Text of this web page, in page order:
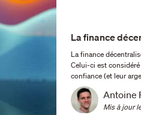
La finance
La finance
Celui-ci est
confiance (et leur
Antoine
Mis à jour